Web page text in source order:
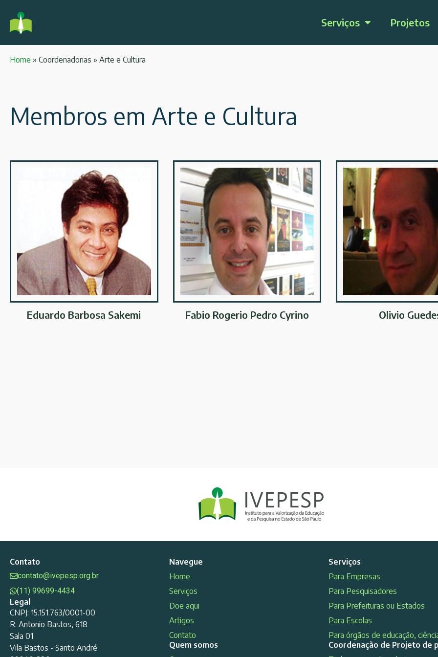
Serviços Projetos
Home » Coordenadorias » Arte e Cultura
Membros em Arte e Cultura
Eduardo Barbosa Sakemi Fabio Rogerio Pedro Cyrino Olivio
Contato
contato@ivepesp.org.br
(11) 99699-4434
Legal
CNPJ: 15.151.763/0001-00
R. Antonio Bastos, 618
Sala 01
Vila Bastos - Santo André
Navegue
Home
Serviços
Doe aqui
Artigos
Contato
Quem somos
Serviços
Para Empresas
Para Pesquisadores
Para Prefeituras ou Estados
Para Escolas
Para órgãos de educação,
Coordenação de Projeto de